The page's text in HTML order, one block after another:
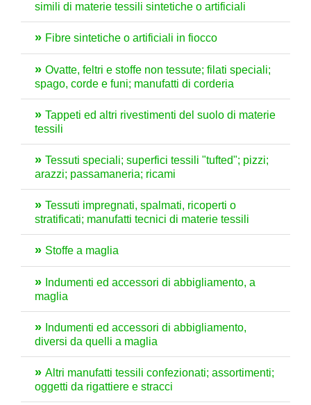
simili di materie tessili sintetiche o artificiali
Fibre sintetiche o artificiali in fiocco
Ovatte, feltri e stoffe non tessute; filati speciali;
spago, corde e funi; manufatti di corderia
Tappeti ed altri rivestimenti del suolo di materie
tessili
Tessuti speciali; superfici tessili "tufted"; pizzi;
arazzi; passamaneria; ricami
Tessuti impregnati, spalmati, ricoperti o
stratificati; manufatti tecnici di materie tessili
Stoffe a maglia
Indumenti ed accessori di abbigliamento, a
maglia
Indumenti ed accessori di abbigliamento,
diversi da quelli a maglia
Altri manufatti tessili confezionati; assortimenti;
oggetti da rigattiere e stracci